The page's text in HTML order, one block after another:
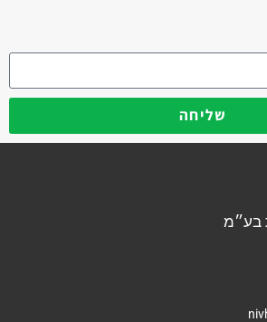
שליחה
בע״מ